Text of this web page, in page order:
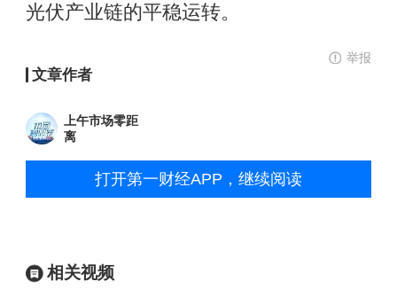
光伏产业链的平稳运转。
举报
文章作者
上午市场零距
离
打开第一财经APP，继续阅读
相关视频